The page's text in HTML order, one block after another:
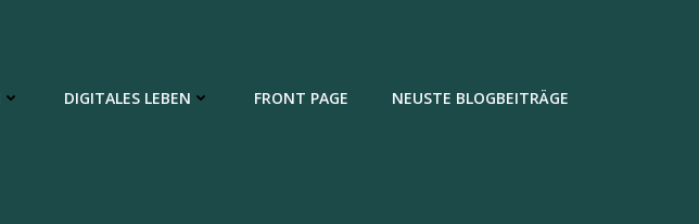
DIGITALES LEBEN FRONT PAGE NEUSTE BLOGBEITRÄGE